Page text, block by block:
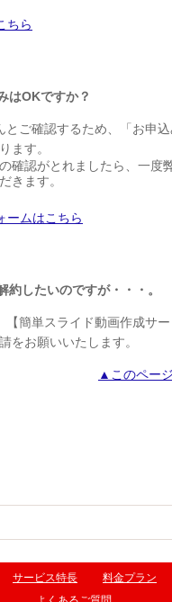
ちら
はOKですか？
とご確認するため、「お申
ます。
確認がとれましたら、一度
きます。
ームはこちら
約したいのですが・・・。
【簡単スライド動画作成サ
をお願いいたします。
▲このペー
サービス特長 料金プラン